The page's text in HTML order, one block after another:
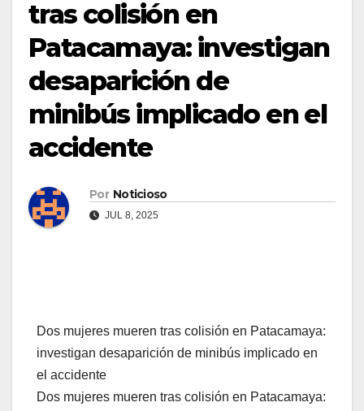
tras colisión en
Patacamaya: investigan
desaparición de
minibús implicado en el
accidente
Por Noticioso
JUL 8, 2025
Dos mujeres mueren tras colisión en Patacamaya:
investigan desaparición de minibús implicado en
el accidente
Dos mujeres mueren tras colisión en Patacamaya: